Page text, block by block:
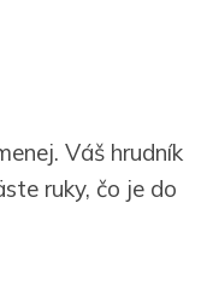
Váš hrudník
ruky, čo je do